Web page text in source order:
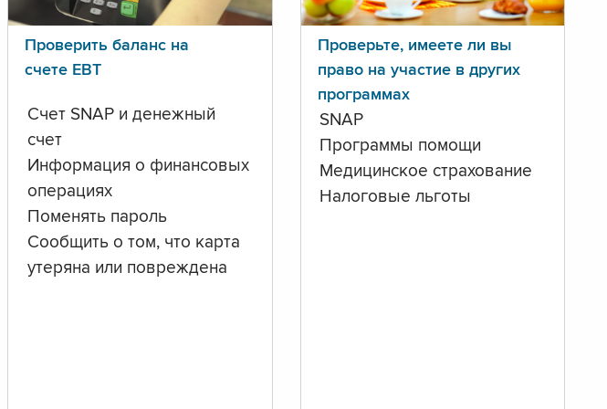
Проверить баланс на
счете ЕВТ
Счет SNAP и денежный
счет
Информация о финансовых
операциях
Поменять пароль
Сообщить о том, что карта
утеряна или повреждена
Проверьте, имеете ли вы
право на участие в других
программах
SNAP
Программы помощи
Медицинское страхование
Налоговые льготы